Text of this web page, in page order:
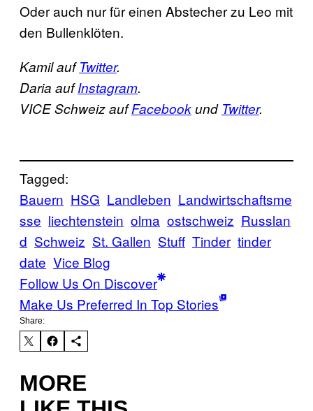
Oder auch nur für einen Abstecher zu Leo mit
den Bullenklöten.
Kamil aufTwitter.
Daria aufInstagram.
VICE Schweiz aufFacebookund Twitter.
Tagged:
Bauern HSG Landleben Landwirtschaftsme
sse liechtenstein olma ostschweiz Russlan
d Schweiz St. Gallen Stuff Tinder tinder
date Vice Blog
Follow Us On Discover
Make Us Preferred In Top Stories
Share:
MORE